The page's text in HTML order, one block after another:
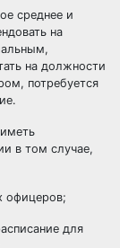
среднее и
на
на должности
потребуется
в том случае,
офицеров;
для